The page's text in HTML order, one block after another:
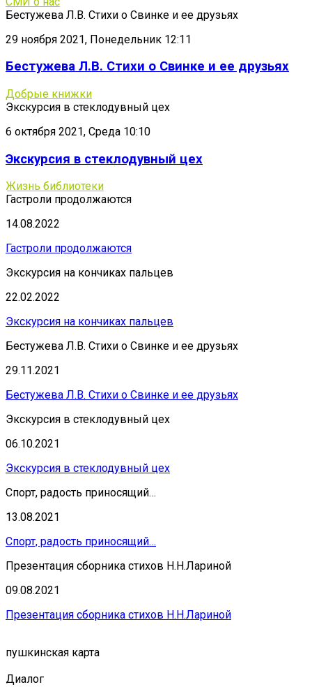
Бестужева Л.В. Стихи о Свинке и ее друзьях
29 ноября 2021, Понедельник 12:11
Бестужева Л.В. Стихи о Свинке и ее друзьях
Добрые книжки
Экскурсия в стеклодувный цех
6 октября 2021, Среда 10:10
Экскурсия в стеклодувный цех
Жизнь библиотеки
Гастроли продолжаются
14.08.2022
Гастроли продолжаются
Экскурсия на кончиках пальцев
22.02.2022
Экскурсия на кончиках пальцев
Бестужева Л.В. Стихи о Свинке и ее друзьях
29.11.2021
Бестужева Л.В. Стихи о Свинке и ее друзьях
Экскурсия в стеклодувный цех
06.10.2021
Экскурсия в стеклодувный цех
Спорт, радость приносящий…
13.08.2021
Спорт, радость приносящий…
Презентация сборника стихов Н.Н.Лариной
09.08.2021
Презентация сборника стихов Н.Н.Лариной
пушкинская карта
Диалог